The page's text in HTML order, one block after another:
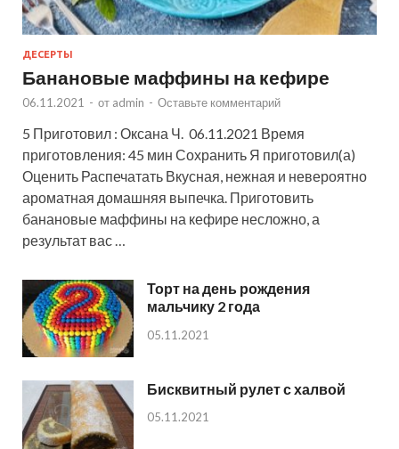
ДЕСЕРТЫ
Банановые маффины на кефире
06.11.2021 - от admin - Оставьте комментарий
5 Приготовил : Оксана Ч. 06.11.2021 Время
приготовления: 45 мин Сохранить Я приготовил(а)
Оценить Распечатать Вкусная, нежная и невероятно
ароматная домашняя выпечка. Приготовить
банановые маффины на кефире несложно, а
результат вас …
Торт на день рождения
мальчику 2 года
05.11.2021
Бисквитный рулет с халвой
05.11.2021